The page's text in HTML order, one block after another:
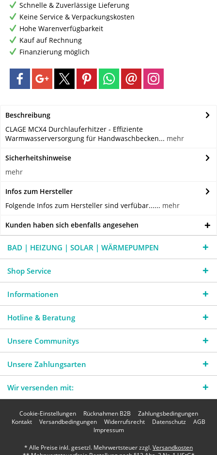
Schnelle & Zuverlässige Lieferung
Keine Service & Verpackungskosten
Hohe Warenverfügbarkeit
Kauf auf Rechnung
Finanzierung möglich
Beschreibung
CLAGE MCX4 Durchlauferhitzer - Effiziente
Warmwasserversorgung für Handwaschbecken... mehr
Sicherheitshinweise
mehr
Infos zum Hersteller
Folgende Infos zum Hersteller sind verfübar...... mehr
Kunden haben sich ebenfalls angesehen
BAD | HEIZUNG | SOLAR | WÄRMEPUMPEN
Shop Service
Informationen
Hotline & Beratung
Unsere Communitys
Unsere Zahlungsarten
Wir versenden mit:
Cookie-Einstellungen Rücknahmen B2B
Zahlungsbedingungen
Kontakt
Versandbedingungen Widerrufsrecht Datenschutz
AGB
Impressum
* Alle Preise inkl. gesetzl. Mehrwertsteuer zzgl.Versandkosten